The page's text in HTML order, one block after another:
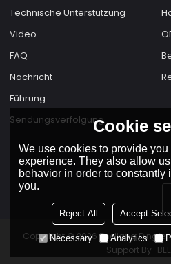
Technische Unterstützung
Video
FAQ
Nachricht
Führung
Sendungsverfolgung
Copyright © 2026 Zhejiang
Support By
Cookie
We use cookies to provide
experience. They also allow
behavior in order to constantly
you.
Reject All Accept
Necessary Analytics